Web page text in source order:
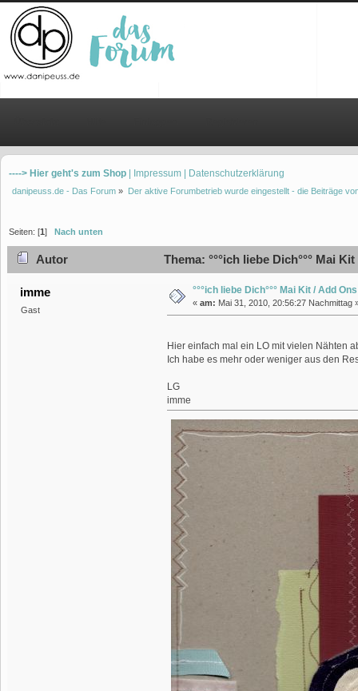
----> Hier geht's zum Shop | Impressum | Datenschutzerklärung
danipeuss.de - Das Forum » Der aktive Forumbetrieb wurde eingestellt - die Beiträge
Seiten: [1] Nach unten
Autor Thema: °°°ich liebe Dich°°° Mai
imme
Gast
°°°ich liebe Dich°°° Mai Kit / Add Ons
« am: Mai 31, 2010, 20:56:27 Nachmittag
Hier einfach mal ein LO mit vielen Nähten
Ich habe es mehr oder weniger aus den
LG
imme